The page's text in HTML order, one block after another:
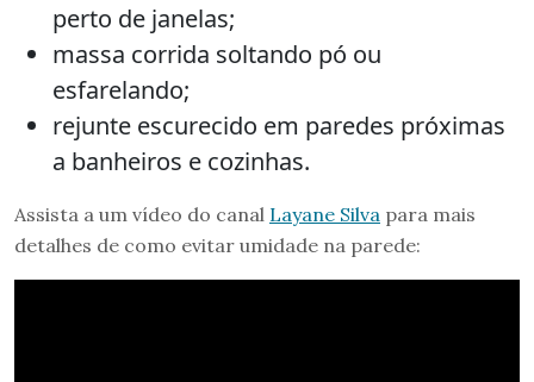
perto de janelas;
massa corrida soltando pó ou
esfarelando;
rejunte escurecido em paredes próximas
a banheiros e cozinhas.
Assista a um vídeo do canal Layane Silva para mais
detalhes de como evitar umidade na parede: